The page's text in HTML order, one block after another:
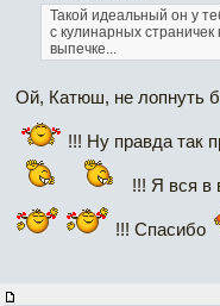
Такой идеальный он у
с кулинарных
выпечке...
Ой, Катюш, не лопнуть
!!! Ну правда так
!!! Я вся в
!!! Спасибо